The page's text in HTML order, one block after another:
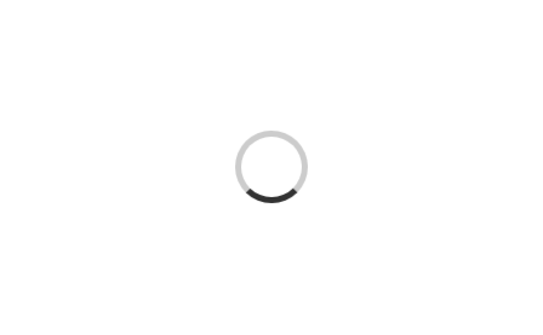
Loading...